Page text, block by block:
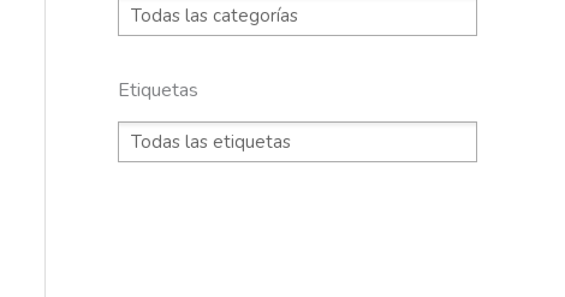
Etiquetas